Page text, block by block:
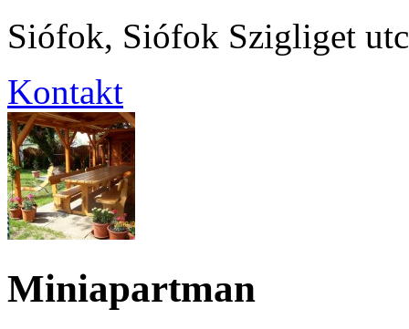
Siófok, Siófok Szigliget
Kontakt
Miniapartman